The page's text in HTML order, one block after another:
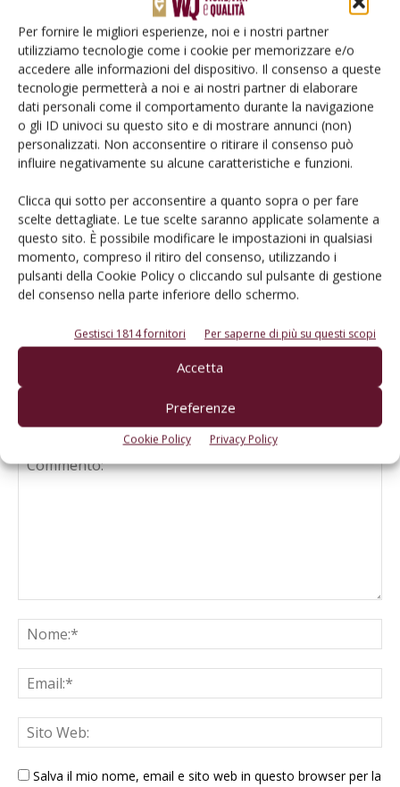
Per fornire le migliori esperienze, noi e i nostri partner
utilizziamo tecnologie come i cookie per memorizzare e/o
accedere alle informazioni del dispositivo. Il consenso a queste
tecnologie permetterà a noi e ai nostri partner di elaborare
dati personali come il comportamento durante la navigazione
o gli ID univoci su questo sito e di mostrare annunci (non)
personalizzati. Non acconsentire o ritirare il consenso può
influire negativamente su alcune caratteristiche e funzioni.
Clicca qui sotto per acconsentire a quanto sopra o per fare
scelte dettagliate. Le tue scelte saranno applicate solamente a
questo sito. È possibile modificare le impostazioni in qualsiasi
momento, compreso il ritiro del consenso, utilizzando i
pulsanti della Cookie Policy o cliccando sul pulsante di gestione
del consenso nella parte inferiore dello schermo.
Gestisci 1814 fornitori Per saperne di più su questi scopi
Accetta
Preferenze
Cookie Policy Privacy Policy
Articoli correlati
Librandi presenta il quinto Bilancio di
Sostenibilità
Gli ingredienti del successo del
comparto vitivinicolo trentino
Alessandro Marzadro entra nel board
del Consorzio Nazionale Grappa in
LASCIA UN COMMENTO
Salva il mio nome, email e sito web in questo browser per la